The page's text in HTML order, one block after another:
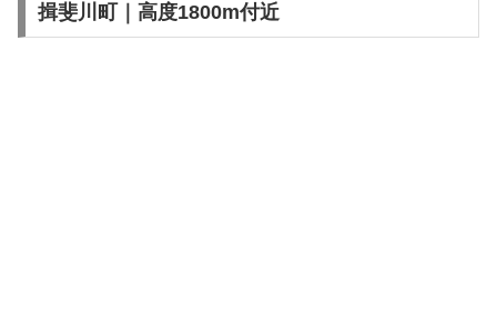
揖斐川町｜高度1800m付近